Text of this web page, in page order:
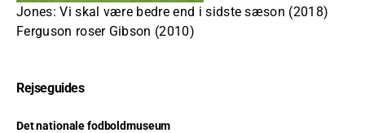
Jones: Vi skal være bedre end i sidste sæson (2018)
Ferguson roser Gibson (2010)
Rejseguides
Det nationale fodboldmuseum